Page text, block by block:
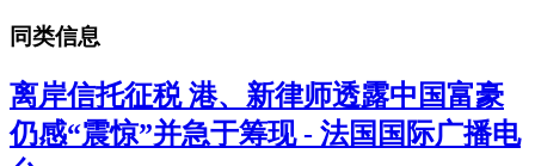
同类信息
离岸信托征税 港、新律师透露中国富豪
仍感“震惊”并急于筹现 - 法国国际广播电